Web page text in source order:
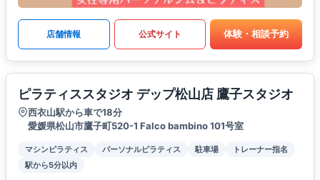
店舗情報 公式サイト 体験・相談予約
ピラティススタジオ デップ松山店 鷹子スタジオ
西衣山駅から車で18分
愛媛県松山市鷹子町520-1 Falco bambino 101号室
マシンピラティス パーソナルピラティス 駐車場
トレーナー指名
駅から5分以内